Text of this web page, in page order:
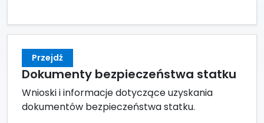
Przejdź
Dokumenty bezpieczeństwa statku
Wnioski i informacje dotyczące uzyskania
dokumentów bezpieczeństwa statku.